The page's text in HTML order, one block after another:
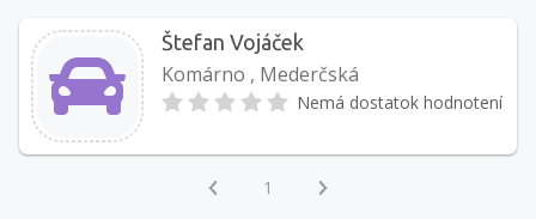
Štefan Vojáček
Komárno , Mederčská
Nemá dostatok hodnotení
1